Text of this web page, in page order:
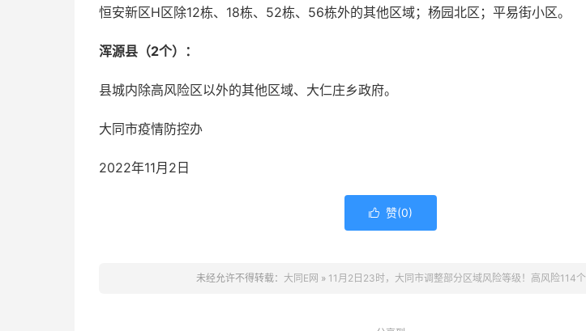
恒安新区H区除12栋、18栋、52栋、56栋外的其他区域；杨园北区；平易街小区。
浑源县（2个）：
县城内除高风险区以外的其他区域、大仁庄乡政府。
大同市疫情防控办
2022年11月2日
 赞(0)
未经允许不得转载： 大同E网 » 11月2日23时，大同市调整部分区域风险等级！高风险114个